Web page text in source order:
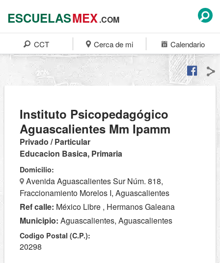
ESCUELASMEX.COM
CCT Cerca de mi Calendario
Instituto Psicopedagógico
Aguascalientes Mm Ipamm
Privado / Particular
Educacion Basica, Primaria
Domicilio:
Avenida Aguascalientes Sur Núm. 818,
Fraccionamiento Morelos I, Aguascalientes
Ref calle: México Libre , Hermanos Galeana
Municipio: Aguascalientes, Aguascalientes
Codigo Postal (C.P.):
20298